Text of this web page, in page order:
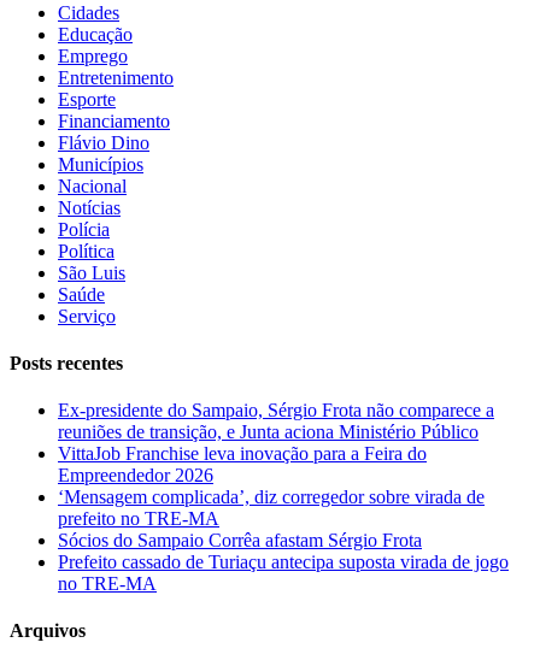
Cidades
Educação
Emprego
Entretenimento
Esporte
Financiamento
Flávio Dino
Municípios
Nacional
Notícias
Polícia
Política
São Luis
Saúde
Serviço
Posts recentes
Ex-presidente do Sampaio, Sérgio Frota não comparece a
reuniões de transição, e Junta aciona Ministério Público
VittaJob Franchise leva inovação para a Feira do
Empreendedor 2026
‘Mensagem complicada’, diz corregedor sobre virada de
prefeito no TRE-MA
Sócios do Sampaio Corrêa afastam Sérgio Frota
Prefeito cassado de Turiaçu antecipa suposta virada de jogo
no TRE-MA
Arquivos